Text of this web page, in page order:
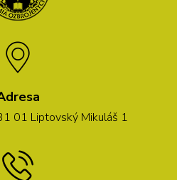
01 Liptovský Mikuláš 1